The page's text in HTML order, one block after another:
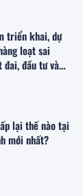
triển khai, dự
loạt sai
đai, đầu tư và
lại thế nào tại
mới nhất?